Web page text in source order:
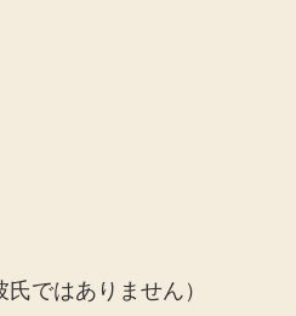
ではありません）